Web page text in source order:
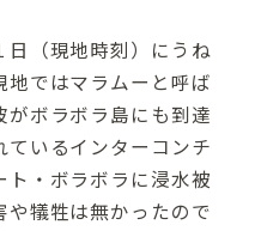
（現地時刻）にうね
地ではマラムーと呼ば
ボラボラ島にも到達
ているインターコンチ
・ボラボラに浸水被
犠牲は無かったので